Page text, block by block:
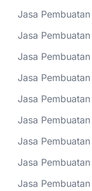
Jasa
Jasa
Jasa
Jasa
Jasa
Jasa
Jasa
Jasa
Jasa